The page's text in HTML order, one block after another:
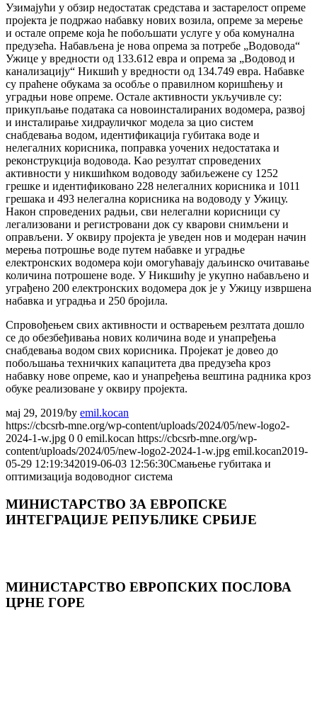
Узимајући у обзир недостатак средстава и застарелост опреме
пројекта је подржао набавку нових возила, опреме за мерење
и остале опреме која ће побољшати услуге у оба комунална
предузећа. Набављена је нова опрема за потребе „Водовода“
Ужице у вредности од 133.612 евра и опрема за „Водовод и
канализацију“ Никшић у вредности од 134.749 евра. Набавке
су праћене обукама за особље о правилном коришћењу и
уградњи нове опреме. Остале активности укључивле су:
прикупљање података са новоинсталираних водомера, развој
и инсталирање хидрауличког модела за цио систем
снабдевања водом, идентификација губитака воде и
нелегалних корисника, поправка уочених недостатака и
реконструкција водовода. Kао резултат спроведених
активности у никшићком водоводу забиљежене су 1252
грешке и идентификовано 228 нелегалних корисника и 1011
грешака и 493 нелегална корисника на водоводу у Ужицу.
Након спроведених радњи, сви нелегални корисници су
легализовани и регистровани док су кварови снимљени и
оправљени. У оквиру пројекта је уведен нов и модеран начин
мерења потрошње воде путем набавке и уградње
електронских водомера који омогућавају даљинско очитавање
количина потрошене воде. У Никшићу је укупно набављено и
уграђено 200 електронских водомера док је у Ужицу извршена
набавка и уградња и 250 бројила.
Спровођењем свих активности и остварењем резлтата дошло
се до обезбеђивања нових количина воде и унапређења
снабдевања водом свих корисника. Пројекат је довео до
побољшања техничких капацитета два предузећа кроз
набавку нове опреме, као и унапређења вештина радника кроз
обуке реализоване у оквиру пројекта.
мај 29, 2019/by emil.kocan
https://cbcsrb-mne.org/wp-content/uploads/2024/05/new-logo2-
2024-1-w.jpg 0 0 emil.kocan https://cbcsrb-mne.org/wp-
content/uploads/2024/05/new-logo2-2024-1-w.jpg emil.kocan2019-
05-29 12:19:342019-06-03 12:56:30Смањење губитака и
оптимизација водоводног система
МИНИСТАРСТВО ЗА ЕВРОПСКЕ
ИНТЕГРАЦИЈЕ РЕПУБЛИКЕ СРБИЈЕ
МИНИСТАРСТВО ЕВРОПСКИХ ПОСЛОВА
ЦРНЕ ГОРE